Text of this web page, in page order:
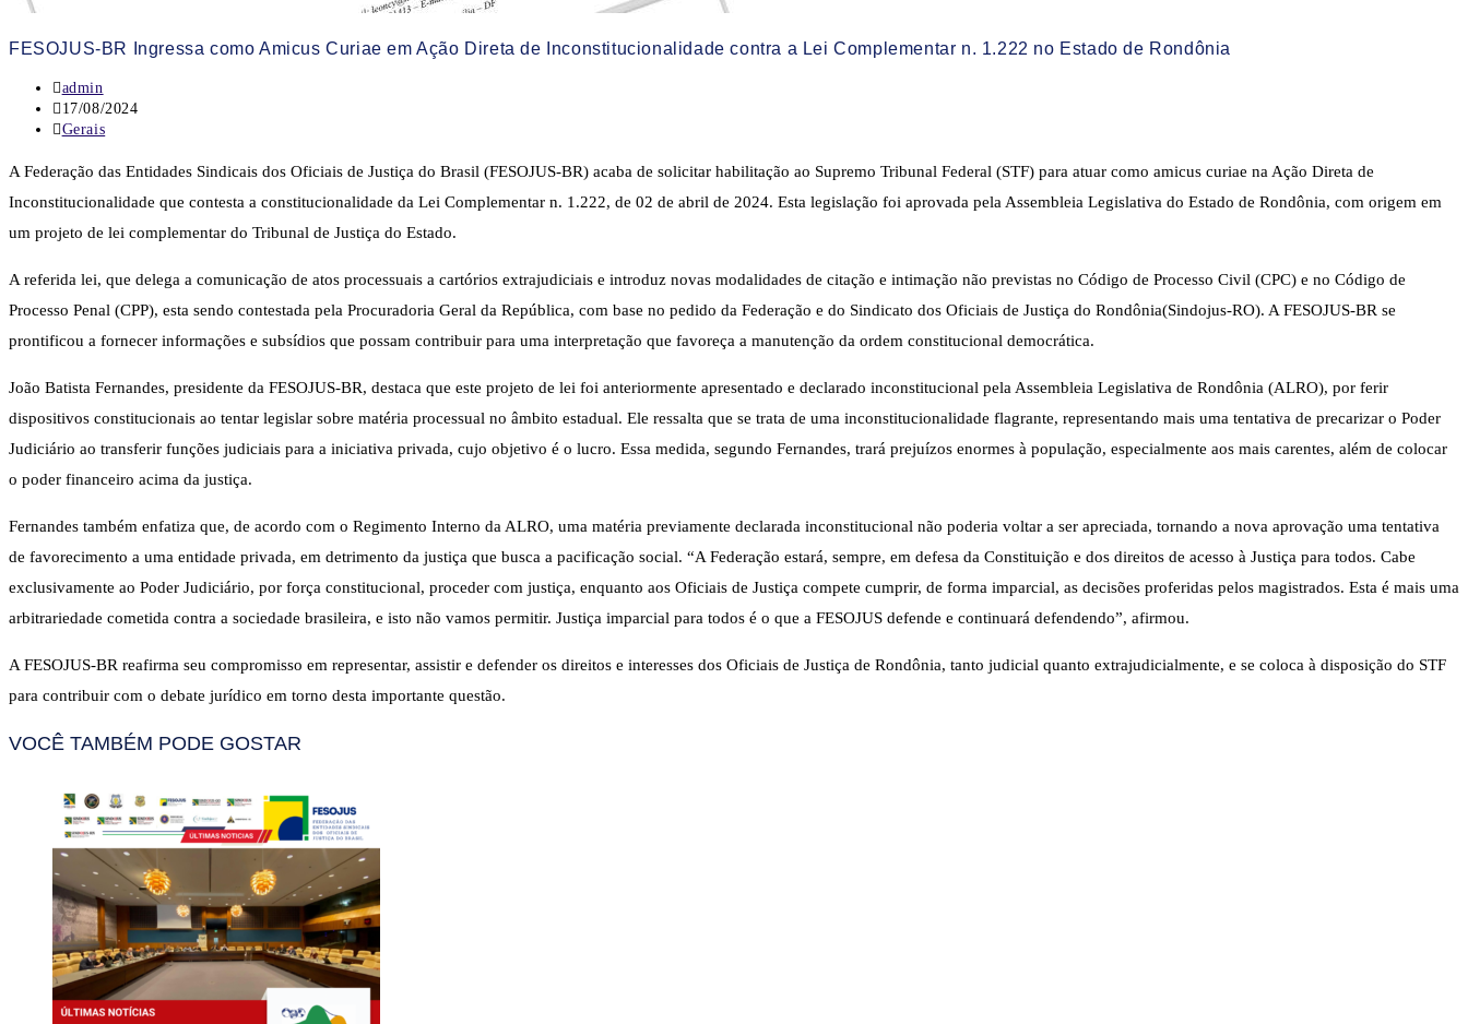
FESOJUS-BR Ingressa como Amicus Curiae em Ação Direta de Inconstitucionalidade contra a Lei Complementar n. 1.222 no Estado de Rondônia
admin
17/08/2024
Gerais
A Federação das Entidades Sindicais dos Oficiais de Justiça do Brasil (FESOJUS-BR) acaba de solicitar habilitação ao Supremo Tribunal Federal (STF) para atuar como amicus curiae na Ação Direta de
Inconstitucionalidade que contesta a constitucionalidade da Lei Complementar n. 1.222, de 02 de abril de 2024. Esta legislação foi aprovada pela Assembleia Legislativa do Estado de Rondônia, com origem em
um projeto de lei complementar do Tribunal de Justiça do Estado.
A referida lei, que delega a comunicação de atos processuais a cartórios extrajudiciais e introduz novas modalidades de citação e intimação não previstas no Código de Processo Civil (CPC) e no Código de
Processo Penal (CPP), esta sendo contestada pela Procuradoria Geral da República, com base no pedido da Federação e do Sindicato dos Oficiais de Justiça do Rondônia(Sindojus-RO). A FESOJUS-BR se
prontificou a fornecer informações e subsídios que possam contribuir para uma interpretação que favoreça a manutenção da ordem constitucional democrática.
João Batista Fernandes, presidente da FESOJUS-BR, destaca que este projeto de lei foi anteriormente apresentado e declarado inconstitucional pela Assembleia Legislativa de Rondônia (ALRO), por ferir
dispositivos constitucionais ao tentar legislar sobre matéria processual no âmbito estadual. Ele ressalta que se trata de uma inconstitucionalidade flagrante, representando mais uma tentativa de precarizar o Poder
Judiciário ao transferir funções judiciais para a iniciativa privada, cujo objetivo é o lucro. Essa medida, segundo Fernandes, trará prejuízos enormes à população, especialmente aos mais carentes, além de colocar
o poder financeiro acima da justiça.
Fernandes também enfatiza que, de acordo com o Regimento Interno da ALRO, uma matéria previamente declarada inconstitucional não poderia voltar a ser apreciada, tornando a nova aprovação uma tentativa
de favorecimento a uma entidade privada, em detrimento da justiça que busca a pacificação social. “A Federação estará, sempre, em defesa da Constituição e dos direitos de acesso à Justiça para todos. Cabe
exclusivamente ao Poder Judiciário, por força constitucional, proceder com justiça, enquanto aos Oficiais de Justiça compete cumprir, de forma imparcial, as decisões proferidas pelos magistrados. Esta é mais uma
arbitrariedade cometida contra a sociedade brasileira, e isto não vamos permitir. Justiça imparcial para todos é o que a FESOJUS defende e continuará defendendo”, afirmou.
A FESOJUS-BR reafirma seu compromisso em representar, assistir e defender os direitos e interesses dos Oficiais de Justiça de Rondônia, tanto judicial quanto extrajudicialmente, e se coloca à disposição do STF
para contribuir com o debate jurídico em torno desta importante questão.
VOCÊ TAMBÉM PODE GOSTAR